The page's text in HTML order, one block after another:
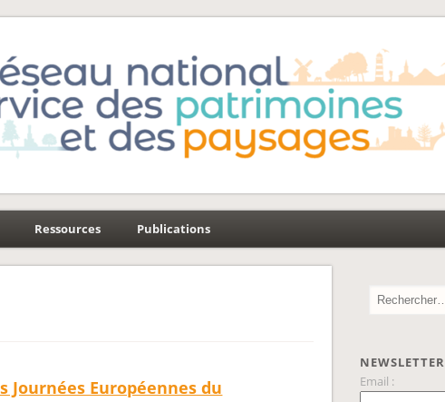
Ressources Publications
Journées Européennes du
NEWSLETTER
Email :